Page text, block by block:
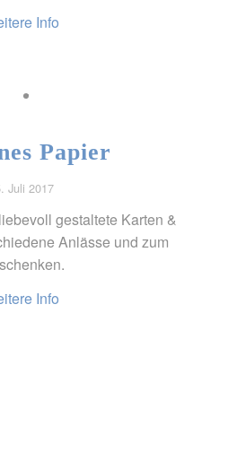
Info
Papier
Juli 2017
gestaltete Karten &
Anlässe und zum
Info